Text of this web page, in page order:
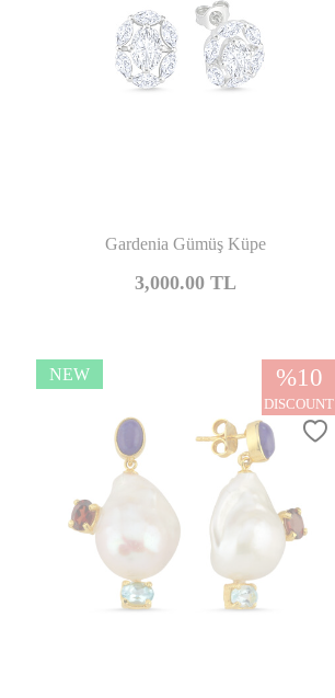
Gardenia Gümüş Küpe
3,000.00 TL
NEW %10
DISCOUNT